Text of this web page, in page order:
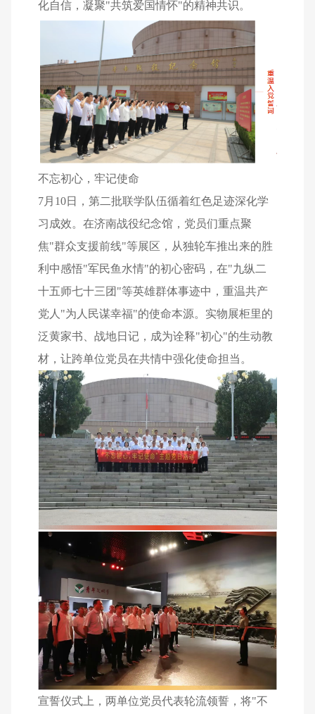
化自信，凝聚"共筑爱国情怀"的精神共识。
不忘初心，牢记使命
7月10日，第二批联学队伍循着红色足迹深化学
习成效。在济南战役纪念馆，党员们重点聚
焦"群众支援前线"等展区，从独轮车推出来的胜
利中感悟"军民鱼水情"的初心密码，在"九纵二
十五师七十三团"等英雄群体事迹中，重温共产
党人"为人民谋幸福"的使命本源。实物展柜里的
泛黄家书、战地日记，成为诠释"初心"的生动教
材，让跨单位党员在共情中强化使命担当。
宣誓仪式上，两单位党员代表轮流领誓，将"不